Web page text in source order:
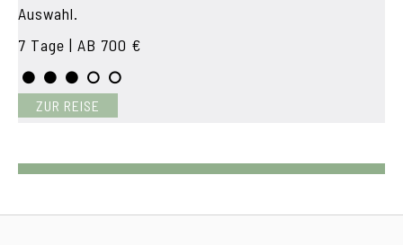
Auswahl.
7 Tage | AB 700 €
ZUR REISE